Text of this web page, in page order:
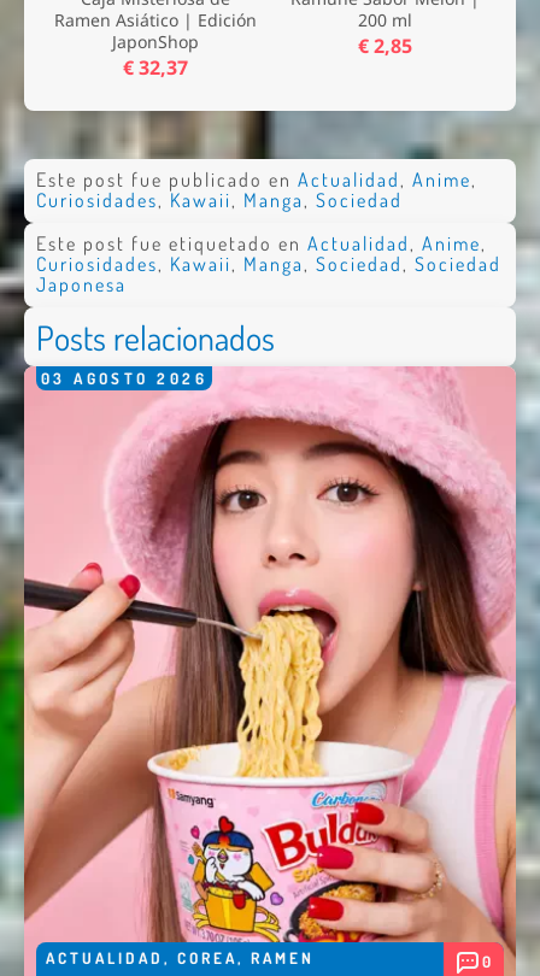
Ramen Asiático | Edición
JaponShop
€ 32,37
200 ml
€ 2,85
Este post fue publicado en Actualidad, Anime,
Curiosidades, Kawaii, Manga, Sociedad
Este post fue etiquetado en Actualidad, Anime,
Curiosidades, Kawaii, Manga, Sociedad, Sociedad
Japonesa
Posts relacionados
03 AGOSTO 2026
ACTUALIDAD , COREA, RAMEN 0